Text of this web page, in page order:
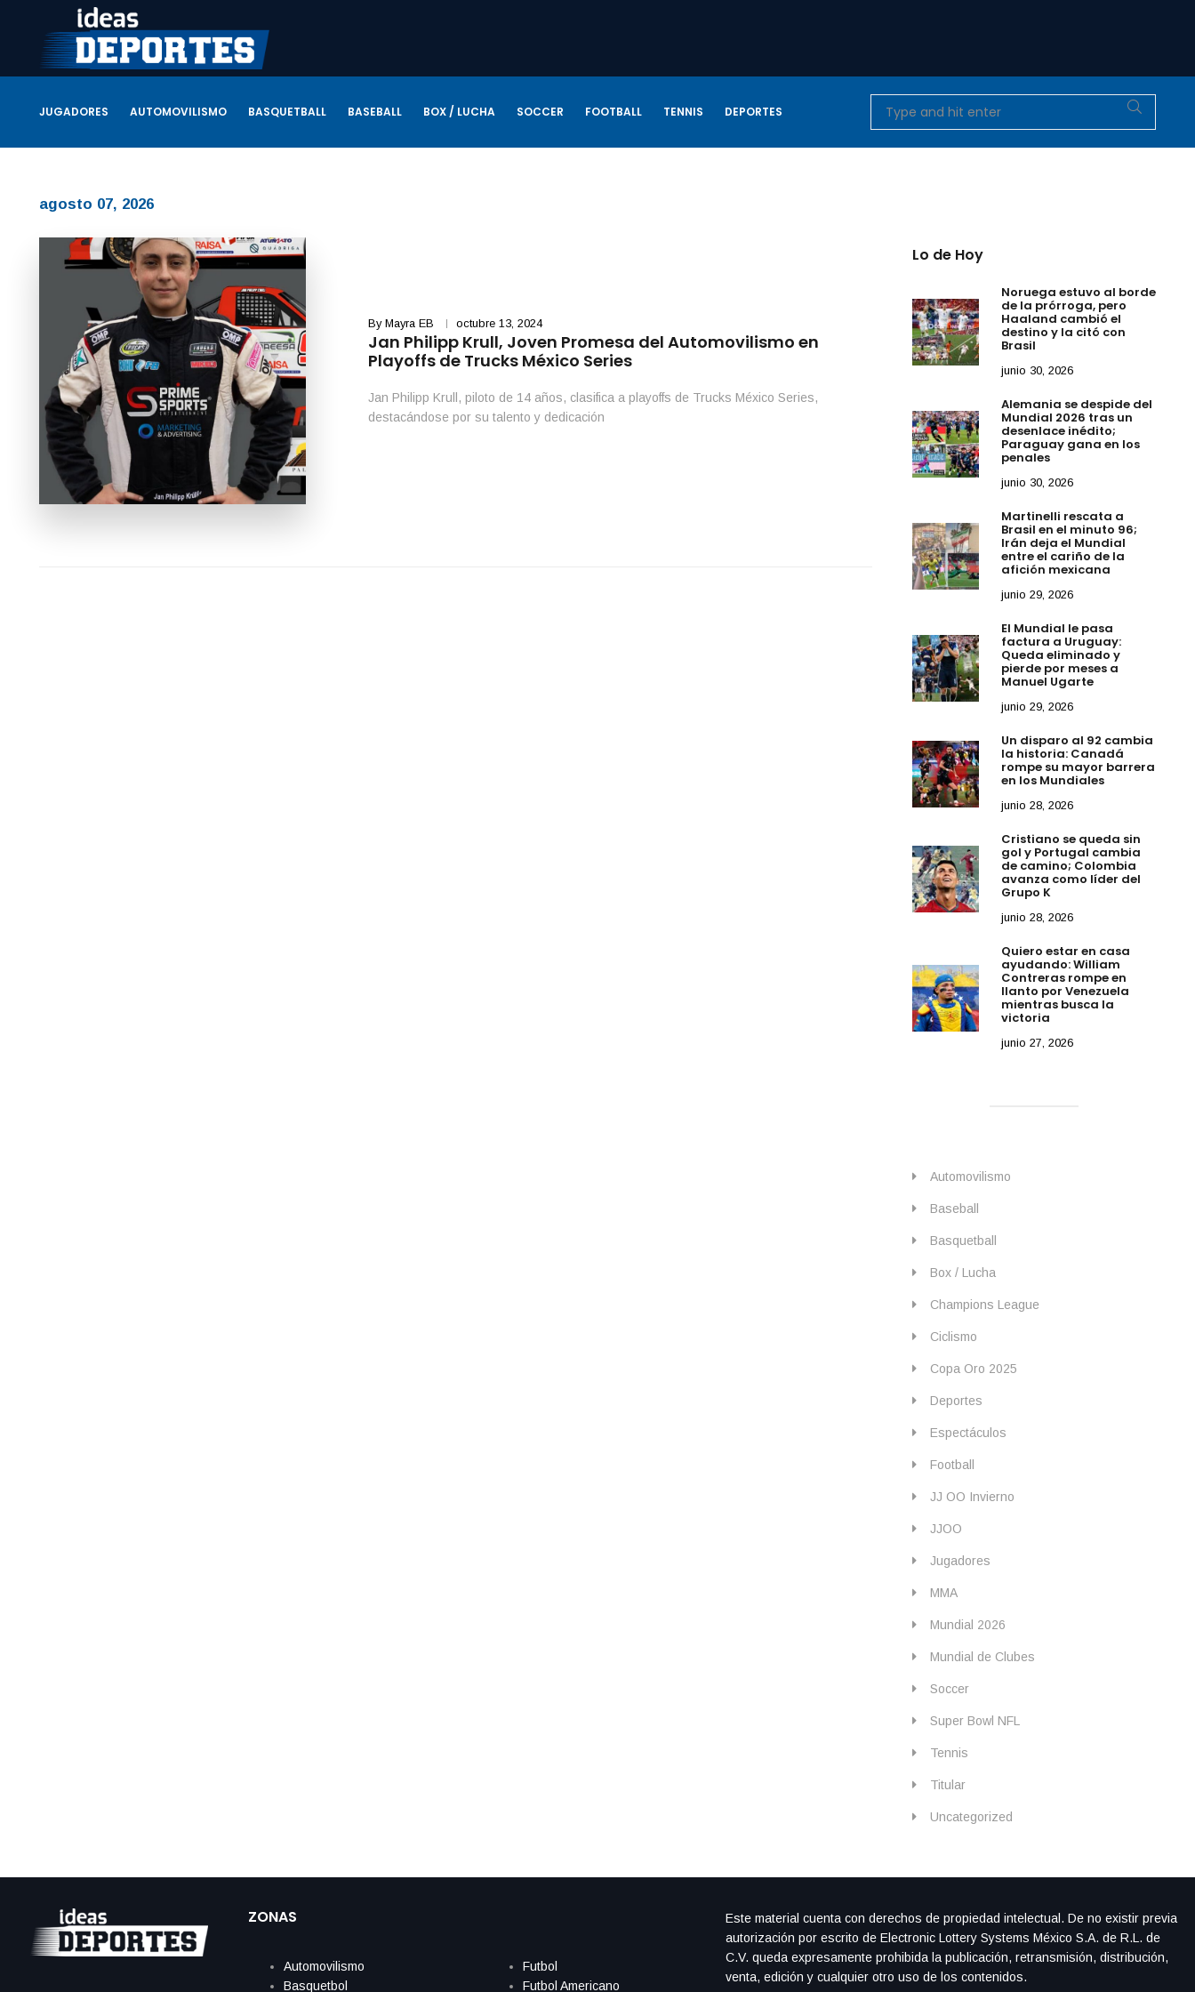
JUGADORES AUTOMOVILISMO BASQUETBALL BASEBALL BOX / LUCHA SOCCER FOOTBALL TENNIS DEPORTES
agosto 07, 2026
By Mayra EB octubre 13, 2024
Jan Philipp Krull, Joven Promesa del Automovilismo en
Playoffs de Trucks México Series
Jan Philipp Krull, piloto de 14 años, clasifica a playoffs de Trucks México Series,
destacándose por su talento y dedicación
Lo de Hoy
Noruega estuvo al borde
de la prórroga, pero
Haaland cambió el
destino y la citó con
Brasil
junio 30, 2026
Alemania se despide del
Mundial 2026 tras un
desenlace inédito;
Paraguay gana en los
penales
junio 30, 2026
Martinelli rescata a
Brasil en el minuto 96;
Irán deja el Mundial
entre el cariño de la
afición mexicana
junio 29, 2026
El Mundial le pasa
factura a Uruguay:
Queda eliminado y
pierde por meses a
Manuel Ugarte
junio 29, 2026
Un disparo al 92 cambia
la historia: Canadá
rompe su mayor barrera
en los Mundiales
junio 28, 2026
Cristiano se queda sin
gol y Portugal cambia
de camino; Colombia
avanza como líder del
Grupo K
junio 28, 2026
Quiero estar en casa
ayudando: William
Contreras rompe en
llanto por Venezuela
mientras busca la
victoria
junio 27, 2026
Automovilismo
Baseball
Basquetball
Box / Lucha
Champions League
Ciclismo
Copa Oro 2025
Deportes
Espectáculos
Football
JJ OO Invierno
JJOO
Jugadores
MMA
Mundial 2026
Mundial de Clubes
Soccer
Super Bowl NFL
Tennis
Titular
Uncategorized
ZONAS
Automovilismo
Basquetbol
Futbol
Futbol Americano
Este material cuenta con derechos de propiedad intelectual. De no existir previa
autorización por escrito de Electronic Lottery Systems México S.A. de R.L. de
C.V. queda expresamente prohibida la publicación, retransmisión, distribución,
venta, edición y cualquier otro uso de los contenidos.